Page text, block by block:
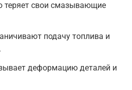
теряет свои смазывающие
подачу топлива и
деформацию деталей и